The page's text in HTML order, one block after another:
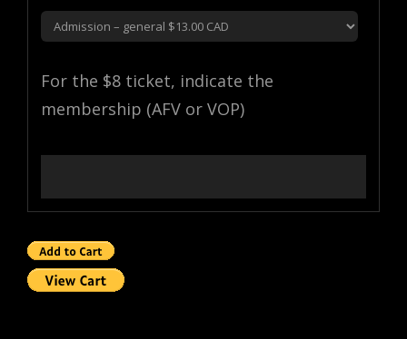
For the $8 ticket, indicate the
membership (AFV or VOP)